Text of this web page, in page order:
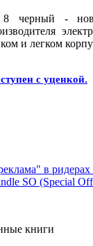
8 черный -
и легком
с уценкой.
в
SO (Special
книги